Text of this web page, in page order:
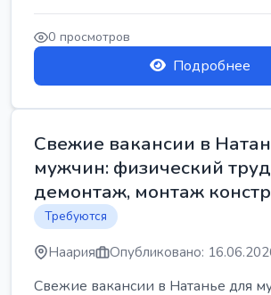
женщин от хозя...
0 просмотров
Подробнее
Свежие вакансии в
мужчин: физический
демонтаж, монтаж
Требуются
Наария Опубликовано:
Свежие вакансии в Натанье для